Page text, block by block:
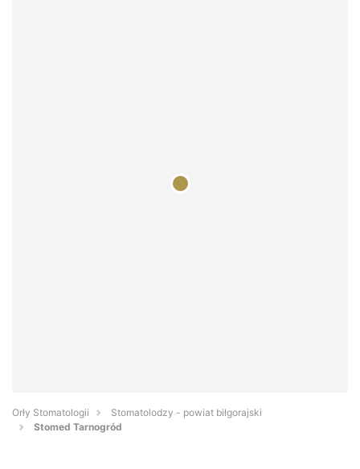
Orły Stomatologii
Stomatolodzy - powiat biłgorajski
Stomed Tarnogród